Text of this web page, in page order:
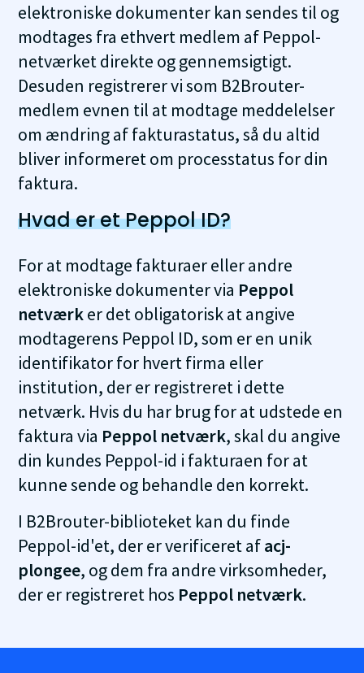
elektroniske dokumenter kan sendes til og
modtages fra ethvert medlem af Peppol-
netværket direkte og gennemsigtigt.
Desuden registrerer vi som B2Brouter-
medlem evnen til at modtage meddelelser
om ændring af fakturastatus, så du altid
bliver informeret om processtatus for din
faktura.
Hvad er et Peppol ID?
For at modtage fakturaer eller andre
elektroniske dokumenter via Peppol
netværker det obligatorisk at angive
modtagerens Peppol ID, som er en unik
identifikator for hvert firma eller
institution, der er registreret i dette
netværk. Hvis du har brug for at udstede en
faktura via Peppol netværk, skal du angive
din kundes Peppol-id i fakturaen for at
kunne sende og behandle den korrekt.
I B2Brouter-biblioteket kan du finde
Peppol-id'et, der er verificeret afacj-
plongee, og dem fra andre virksomheder,
der er registreret hos Peppol netværk.